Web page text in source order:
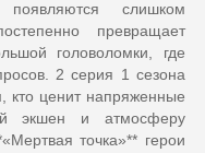
появляются слишком
превращает
головоломки, где
2 серия 1 сезона
кто ценит напряженные
экшен и атмосферу
точка»** герои